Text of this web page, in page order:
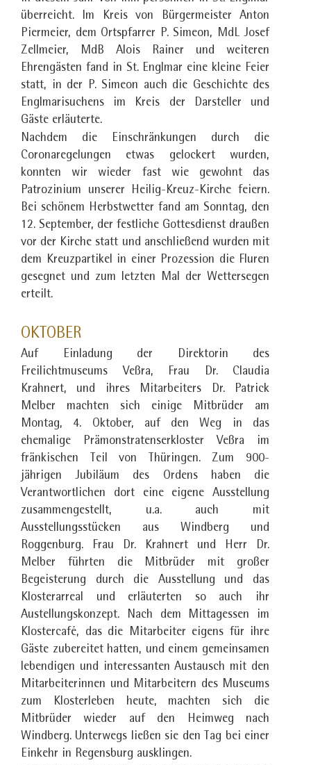
überreicht. Im Kreis von Bürgermeister Anton
Piermeier, dem Ortspfarrer P. Simeon, MdL Josef
Zellmeier, MdB Alois Rainer und weiteren
Ehrengästen fand in St. Englmar eine kleine Feier
statt, in der P. Simeon auch die Geschichte des
Englmarisuchens im Kreis der Darsteller und
Gäste erläuterte.
Nachdem die Einschränkungen durch die
Coronaregelungen etwas gelockert wurden,
konnten wir wieder fast wie gewohnt das
Patrozinium unserer Heilig-Kreuz-Kirche feiern.
Bei schönem Herbstwetter fand am Sonntag, den
12. September, der festliche Gottesdienst draußen
vor der Kirche statt und anschließend wurden mit
dem Kreuzpartikel in einer Prozession die Fluren
gesegnet und zum letzten Mal der Wettersegen
erteilt.
OKTOBER
Auf Einladung der Direktorin des
Freilichtmuseums Veßra, Frau Dr. Claudia
Krahnert, und ihres Mitarbeiters Dr. Patrick
Melber machten sich einige Mitbrüder am
Montag, 4. Oktober, auf den Weg in das
ehemalige Prämonstratenserkloster Veßra im
fränkischen Teil von Thüringen. Zum 900-
jährigen Jubiläum des Ordens haben die
Verantwortlichen dort eine eigene Ausstellung
zusammengestellt, u.a. auch mit
Ausstellungsstücken aus Windberg und
Roggenburg. Frau Dr. Krahnert und Herr Dr.
Melber führten die Mitbrüder mit großer
Begeisterung durch die Ausstellung und das
Klosterarreal und erläuterten so auch ihr
Austellungskonzept. Nach dem Mittagessen im
Klostercafé, das die Mitarbeiter eigens für ihre
Gäste zubereitet hatten, und einem gemeinsamen
lebendigen und interessanten Austausch mit den
Mitarbeiterinnen und Mitarbeitern des Museums
zum Klosterleben heute, machten sich die
Mitbrüder wieder auf den Heimweg nach
Windberg. Unterwegs ließen sie den Tag bei einer
Einkehr in Regensburg ausklingen.